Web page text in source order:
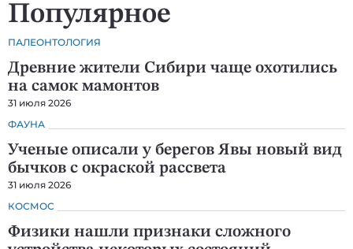
Популярное
ПАЛЕОНТОЛОГИЯ
Древние жители Сибири чаще охотились
на самок мамонтов
31 июля 2026
ФАУНА
Ученые описали у берегов Явы новый вид
бычков с окраской рассвета
31 июля 2026
КОСМОС
Физики нашли признаки сложного